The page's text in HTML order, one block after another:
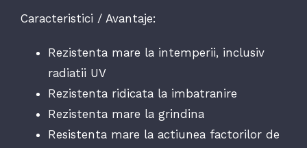
Caracteristici / Avantaje:
Rezistenta mare la intemperii, inclusiv
radiatii UV
Rezistenta ridicata la imbatranire
Rezistenta mare la grindina
Resistenta mare la actiunea factorilor de